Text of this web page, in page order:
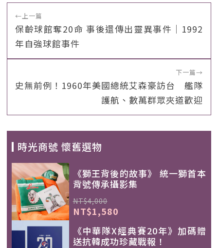
←上一篇
保齡球館奪20命 事後還傳出靈異事件｜1992
年自強球館事件
下一篇→
史無前例！1960年美國總統艾森豪訪台 艦隊
護航、數萬群眾夾道歡迎
時光商號 懷舊選物
《獅王背後的故事》 統一獅首本
背號傳承攝影集
NT$4,000
NT$1,580
《中華隊X經典賽20年》加碼贈
送抗韓成功珍藏戰報！